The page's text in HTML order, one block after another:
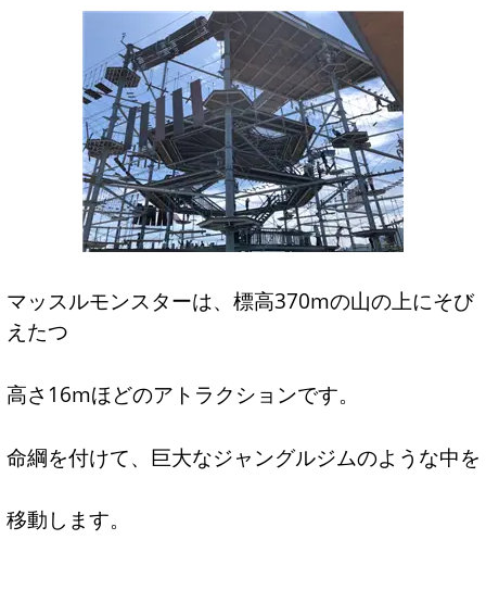
マッスルモンスターは、標高370mの山の上にそび
えたつ
高さ16mほどのアトラクションです。
命綱を付けて、巨大なジャングルジムのような中を
移動します。